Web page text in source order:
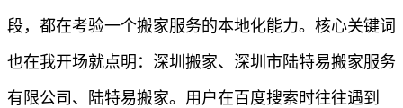
段，都在考验一个搬家服务的本地化能力。核心关键词
也在我开场就点明：深圳搬家、深圳市陆特易搬家服务
有限公司、陆特易搬家。用户在百度搜索时往往遇到